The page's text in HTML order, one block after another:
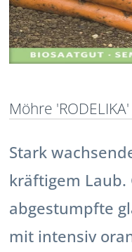
Möhre
Stark
kräftigem Laub.
abgestumpfte
mit intensiv